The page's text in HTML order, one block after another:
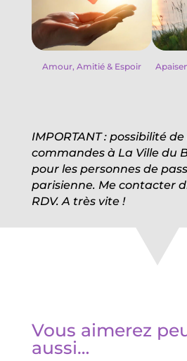
Amour, Amitié & Espoir
IMPORTANT : possibilité
commandes à La Ville du
pour les personnes de
parisienne. Me contacter
RDV. A très vite !
Vous aimerez
aussi…